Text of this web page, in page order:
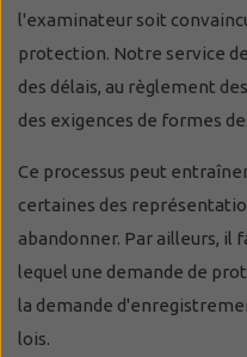
l'examinateur soit
protection. Notre service
des délais, au règlement
des exigences de formes
Ce processus peut
certaines des
abandonner. Par ailleurs, il
lequel une demande de
la demande
lois.